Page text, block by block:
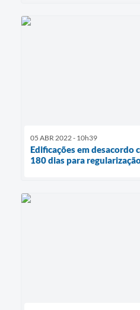
05 ABR 2022 - 10h39
Edificações em desacordo
180 dias para